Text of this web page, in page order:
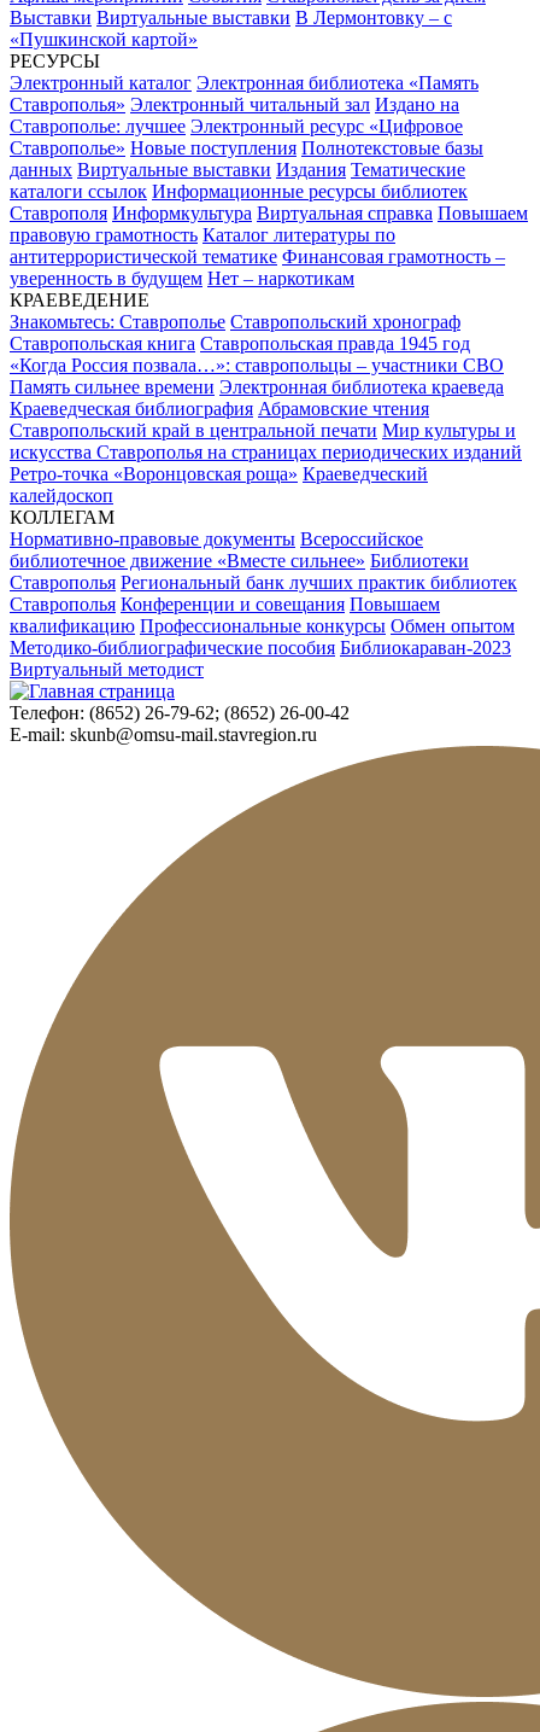
Выставки Виртуальные выставки В Лермонтовку – с
«Пушкинской картой»
РЕСУРСЫ
Электронный каталог Электронная библиотека «Память
Ставрополья» Электронный читальный зал Издано на
Ставрополье: лучшее Электронный ресурс «Цифровое
Ставрополье» Новые поступления Полнотекстовые базы
данных Виртуальные выставки Издания Тематические
каталоги ссылок Информационные ресурсы библиотек
Ставрополя Информкультура Виртуальная справка Повышаем
правовую грамотность Каталог литературы по
антитеррористической тематике Финансовая грамотность –
уверенность в будущем Нет – наркотикам
КРАЕВЕДЕНИЕ
Знакомьтесь: Ставрополье Ставропольский хронограф
Ставропольская книга Ставропольская правда 1945 год
«Когда Россия позвала…»: ставропольцы – участники СВО
Память сильнее времени Электронная библиотека краеведа
Краеведческая библиография Абрамовские чтения
Ставропольский край в центральной печати Мир культуры и
искусства Ставрополья на страницах периодических изданий
Ретро-точка «Воронцовская роща» Краеведческий
калейдоскоп
КОЛЛЕГАМ
Нормативно-правовые документы Всероссийское
библиотечное движение «Вместе сильнее» Библиотеки
Ставрополья Региональный банк лучших практик библиотек
Ставрополья Конференции и совещания Повышаем
квалификацию Профессиональные конкурсы Обмен опытом
Методико-библиографические пособия Библиокараван-2023
Виртуальный методист
Телефон: (8652) 26-79-62; (8652) 26-00-42
E-mail: skunb@omsu-mail.stavregion.ru